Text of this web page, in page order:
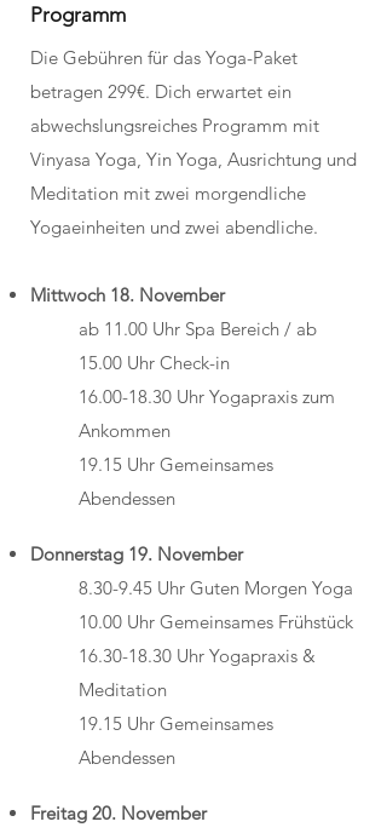
Programm
Die Gebühren für das Yoga-Paket
betragen 299€. Dich erwartet ein
abwechslungsreiches Programm mit
Vinyasa Yoga, Yin Yoga, Ausrichtung und
Meditation mit zwei morgendliche
Yogaeinheiten und zwei abendliche.​
Mittwoch 18. November​​
ab 11.00 Uhr Spa Bereich / ab
15.00 Uhr Check-in
16.00-18.30 Uhr Yogapraxis zum
Ankommen
19.15 Uhr Gemeinsames
Abendessen
Donnerstag 19. November
8.30-9.45 Uhr Guten Morgen Yoga
10.00 Uhr Gemeinsames Frühstück
16.30-18.30 Uhr Yogapraxis &
Meditation
19.15 Uhr Gemeinsames
Abendessen
Freitag 20. November